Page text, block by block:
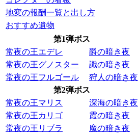
地変の報酬一覧と出し方
おすすめ遺物
第1弾ボス
常夜の王エデレ
爵の暗き夜
常夜の王グノスター
識の暗き夜
常夜の王フルゴール
狩人の暗き夜
第2弾ボス
常夜の王マリス
深海の暗き夜
常夜の王カリゴ
霞の暗き夜
常夜の王リブラ
魔の暗き夜